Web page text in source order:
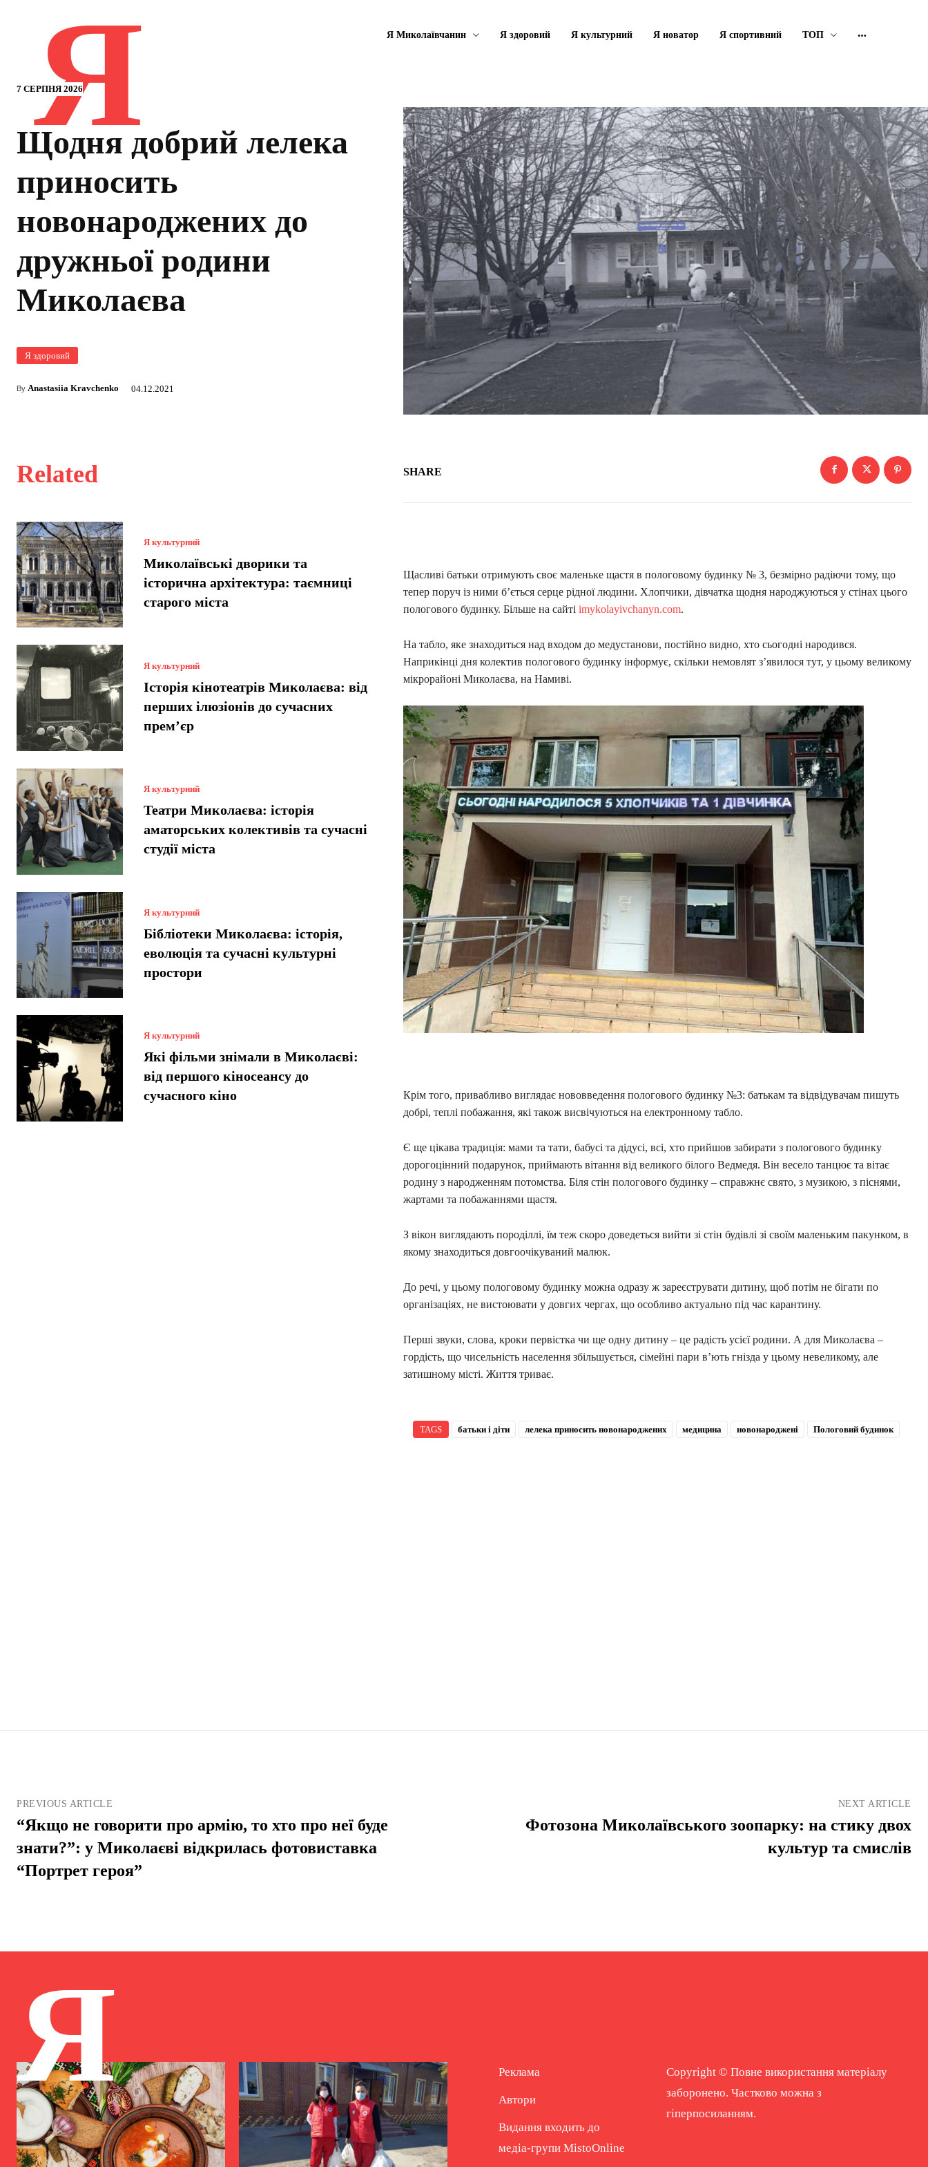
7 СЕРПНЯ 2026
Я Я Миколаївчанин Я здоровий Я культурний Я новатор Я спортивний ТОП
Щодня добрий лелека
приносить
новонароджених до
дружньої родини
Миколаєва
Я здоровий
By Anastasiia Kravchenko 04.12.2021
Related
Я культурний
Миколаївські дворики та
історична архітектура: таємниці
старого міста
Я культурний
Історія кінотеатрів Миколаєва: від
перших ілюзіонів до сучасних
прем’єр
Я культурний
Театри Миколаєва: історія
аматорських колективів та сучасні
студії міста
Я культурний
Бібліотеки Миколаєва: історія,
еволюція та сучасні культурні
простори
Я культурний
Які фільми знімали в Миколаєві:
від першого кіносеансу до
сучасного кіно
SHARE
Щасливі батьки отримують своє маленьке щастя в пологовому будинку № 3, безмірно радіючи тому, що
тепер поруч із ними б’ється серце рідної людини. Хлопчики, дівчатка щодня народжуються у стінах цього
пологового будинку. Більше на сайті imykolayivchanyn.com.
На табло, яке знаходиться над входом до медустанови, постійно видно, хто сьогодні народився.
Наприкінці дня колектив пологового будинку інформує, скільки немовлят з’явилося тут, у цьому великому
мікрорайоні Миколаєва, на Намиві.
Крім того, привабливо виглядає нововведення пологового будинку №3: батькам та відвідувачам пишуть
добрі, теплі побажання, які також висвічуються на електронному табло.
Є ще цікава традиція: мами та тати, бабусі та дідусі, всі, хто прийшов забирати з пологового будинку
дорогоцінний подарунок, приймають вітання від великого білого Ведмедя. Він весело танцює та вітає
родину з народженням потомства. Біля стін пологового будинку – справжнє свято, з музикою, з піснями,
жартами та побажаннями щастя.
З вікон виглядають породіллі, їм теж скоро доведеться вийти зі стін будівлі зі своїм маленьким пакунком, в
якому знаходиться довгоочікуваний малюк.
До речі, у цьому пологовому будинку можна одразу ж зареєструвати дитину, щоб потім не бігати по
організаціях, не вистоювати у довгих чергах, що особливо актуально під час карантину.
Перші звуки, слова, кроки первістка чи ще одну дитину – це радість усієї родини. А для Миколаєва –
гордість, що чисельність населення збільшується, сімейні пари в’ють гнізда у цьому невеликому, але
затишному місті. Життя триває.
TAGS батьки і діти лелека приносить новонароджених медицина новонароджені Пологовий будинок
PREVIOUS ARTICLE
“Якщо не говорити про армію, то хто про неї буде
знати?”: у Миколаєві відкрилась фотовиставка
“Портрет героя”
NEXT ARTICLE
Фотозона Миколаївського зоопарку: на стику двох
культур та смислів
Я Реклама
Автори
Видання входить до
медіа-групи MistoOnline
Copyright © Повне використання матеріалу
заборонено. Частково можна з
гіперпосиланням.